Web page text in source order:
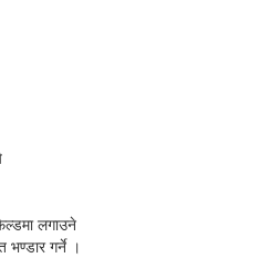
लगाउने
गर्ने ।